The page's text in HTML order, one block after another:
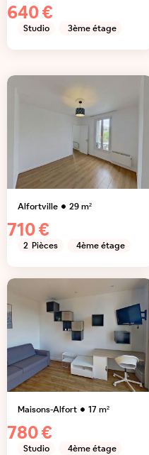
640 €
Studio 3ème étage
Alfortville 29m²
710 €
2 Pièces 4ème étage
Maisons-Alfort 17m²
780 €
Studio 4ème étage